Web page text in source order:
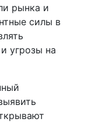
рынка и
силы в
угрозы на